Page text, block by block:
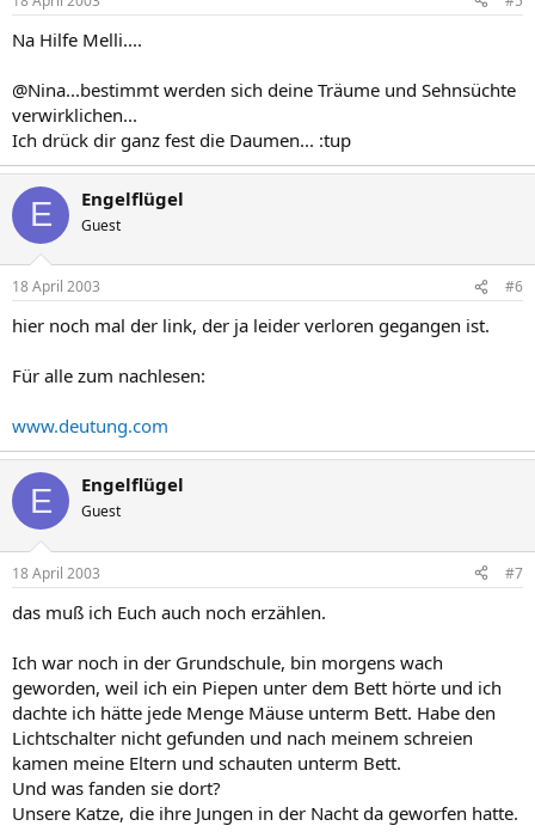
Na Hilfe Melli....
@Nina...bestimmt werden sich deine Träume und Sehnsüchte
verwirklichen...
Ich drück dir ganz fest die Daumen... :tup
E Engelflügel
Guest
18 April 2003 #6
hier noch mal der link, der ja leider verloren gegangen ist.
Für alle zum nachlesen:
www.deutung.com
E Engelflügel
Guest
18 April 2003 #7
das muß ich Euch auch noch erzählen.
Ich war noch in der Grundschule, bin morgens wach
geworden, weil ich ein Piepen unter dem Bett hörte und ich
dachte ich hätte jede Menge Mäuse unterm Bett. Habe den
Lichtschalter nicht gefunden und nach meinem schreien
kamen meine Eltern und schauten unterm Bett.
Und was fanden sie dort?
Unsere Katze, die ihre Jungen in der Nacht da geworfen hatte.